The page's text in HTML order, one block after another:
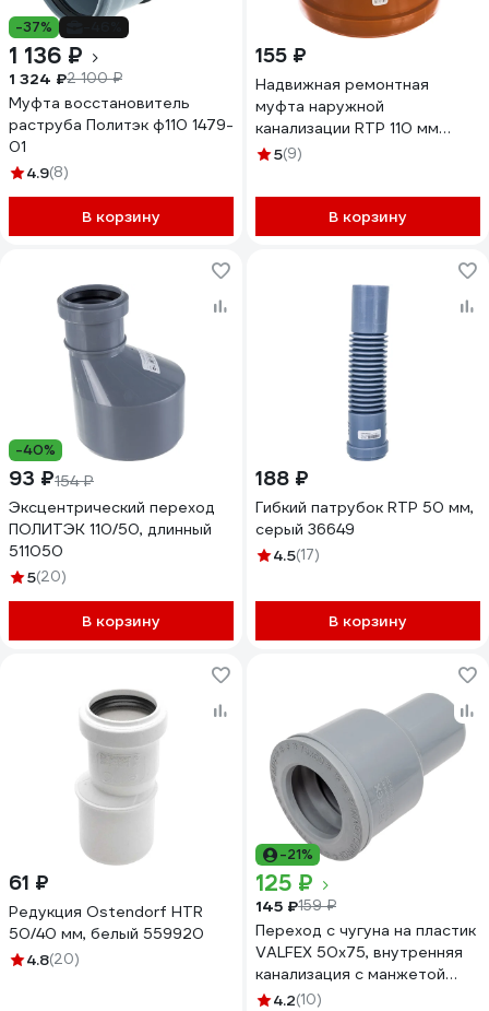
-37%
1 136 ₽
1 324 ₽2 100 ₽
Муфта восстановитель
раструба Политэк ф110 1479-
01
4.9(8)
В корзину
155 ₽
Надвижная ремонтная
муфта наружной
канализации RTP 110 мм
36699
5(9)
В корзину
-40%
93 ₽154 ₽
Эксцентрический переход
ПОЛИТЭК 110/50, длинный
511050
5(20)
В корзину
188 ₽
Гибкий патрубок RTP 50 мм,
серый 36649
4.5(17)
В корзину
61 ₽
Редукция Ostendorf HTR
50/40 мм, белый 559920
4.8(20)
-21%
125 ₽
145 ₽159 ₽
Переход с чугуна на пластик
VALFEX 50x75, внутренняя
канализация с манжетой
23050075М
4.2(10)